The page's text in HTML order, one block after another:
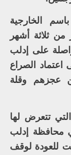
الخارجية
من ثلاثة أشهر
على إدلب
الصراع
عجزهم وقلة
تتعرض لها
محافظة إدلب
للعودة لوقف